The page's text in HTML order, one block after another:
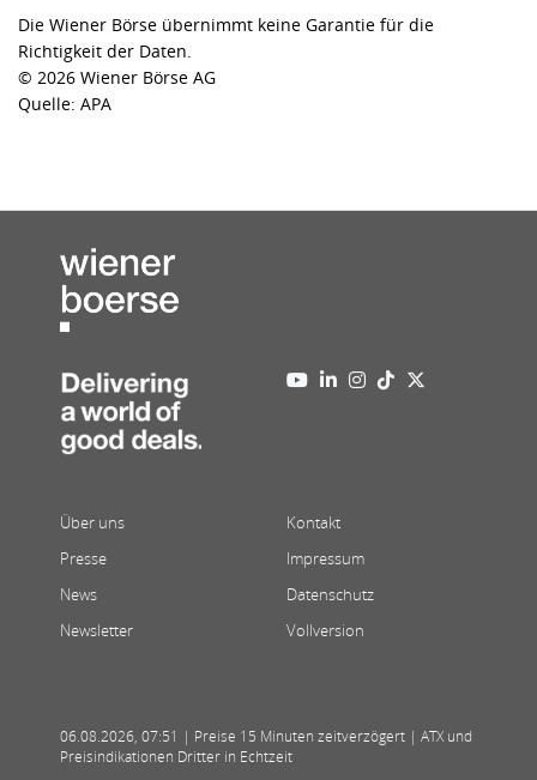
Die Wiener Börse übernimmt keine Garantie für die
Richtigkeit der Daten.
© 2026 Wiener Börse AG
Quelle: APA
Über uns
Presse
News
Newsletter
Kontakt
Impressum
Datenschutz
Vollversion
06.08.2026, 07:51 | Preise 15 Minuten zeitverzögert | ATX und
Preisindikationen Dritter in Echtzeit